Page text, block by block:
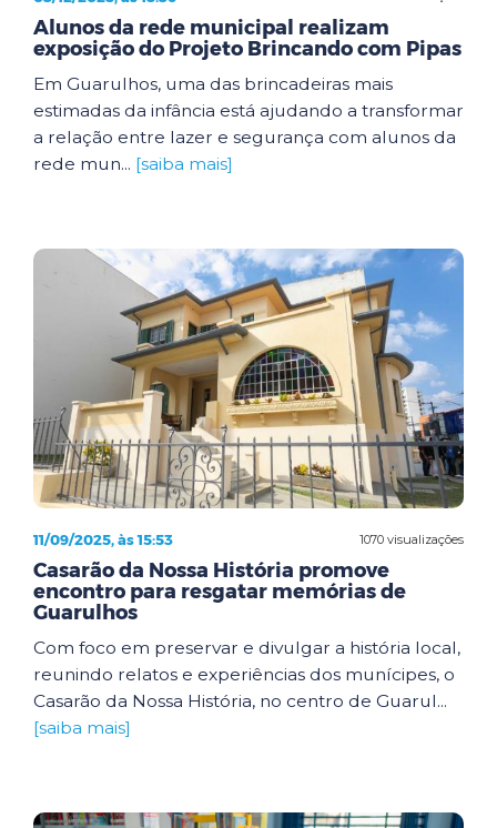
Alunos da rede municipal realizam
exposição do Projeto Brincando com Pipas
Em Guarulhos, uma das brincadeiras mais
estimadas da infância está ajudando a transformar
a relação entre lazer e segurança com alunos da
rede mun... [saiba mais]
1070 visualizações
11/09/2025, às 15:53
Casarão da Nossa História promove
encontro para resgatar memórias de
Guarulhos
Com foco em preservar e divulgar a história local,
reunindo relatos e experiências dos munícipes, o
Casarão da Nossa História, no centro de Guarul...
[saiba mais]